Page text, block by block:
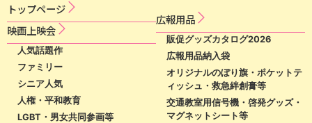
トップページ
映​画​上​映​会​​
人気話題作
ファミリー
シニア人気
人権・平和教育
LGBT・男女共同参画等
広​報​用​品​
販促グッズカタログ2026
広報用品納入袋
オリジナルのぼり旗・ポケットテ
ィッシュ・救急絆創膏等
交通教室用信号機・啓発グッズ・
マグネットシート等